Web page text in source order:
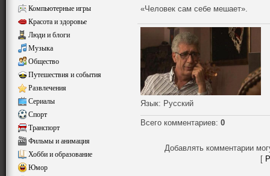
Компьютерные игры
Красота и здоровье
Люди и блоги
Музыка
Общество
Путешествия и события
Развлечения
Сериалы
Спорт
Транспорт
Фильмы и анимация
Хобби и образование
Юмор
«Человек сам себе мешает».
Язык: Русский
Всего комментариев: 0
Добавлять комментарии
[